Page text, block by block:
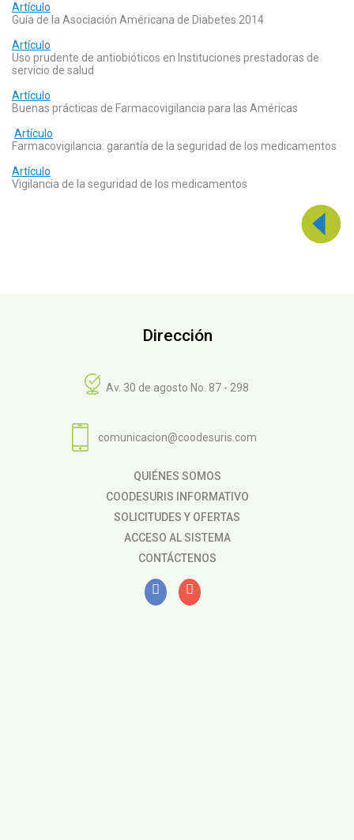
Artículo
Guía de la Asociación Américana de Diabetes 2014
Artículo
Uso prudente de antiobióticos en Instituciones prestadoras de
servicio de salud
Artículo
Buenas prácticas de Farmacovigilancia para las Américas
Artículo
Farmacovigilancia: garantía de la seguridad de los medicamentos
Artículo
Vigilancia de la seguridad de los medicamentos
Dirección
Av. 30 de agosto No. 87 - 298
comunicacion@coodesuris.com
QUIÉNES SOMOS
COODESURIS INFORMATIVO
SOLICITUDES Y OFERTAS
ACCESO AL SISTEMA
CONTÁCTENOS